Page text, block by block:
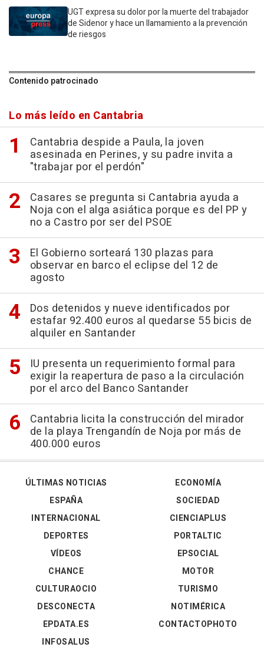
UGT expresa su dolor por la muerte del trabajador
de Sidenor y hace un llamamiento a la prevención
de riesgos
Contenido patrocinado
Lo más leído en Cantabria
Cantabria despide a Paula, la joven
asesinada en Perines, y su padre invita a
"trabajar por el perdón"
Casares se pregunta si Cantabria ayuda a
Noja con el alga asiática porque es del PP y
no a Castro por ser del PSOE
El Gobierno sorteará 130 plazas para
observar en barco el eclipse del 12 de
agosto
Dos detenidos y nueve identificados por
estafar 92.400 euros al quedarse 55 bicis de
alquiler en Santander
IU presenta un requerimiento formal para
exigir la reapertura de paso a la circulación
por el arco del Banco Santander
Cantabria licita la construcción del mirador
de la playa Trengandín de Noja por más de
400.000 euros
ÚLTIMAS NOTICIAS
ESPAÑA
INTERNACIONAL
DEPORTES
VÍDEOS
ECONOMÍA
SOCIEDAD
CIENCIAPLUS
PORTALTIC
EPSOCIAL
CHANCE
CULTURAOCIO
DESCONECTA
EPDATA.ES
INFOSALUS
MOTOR
TURISMO
NOTIMÉRICA
CONTACTOPHOTO